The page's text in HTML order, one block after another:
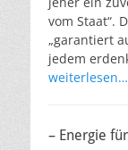
vom Staat“.
„garantiert
jedem
weiterlesen…
– Energie